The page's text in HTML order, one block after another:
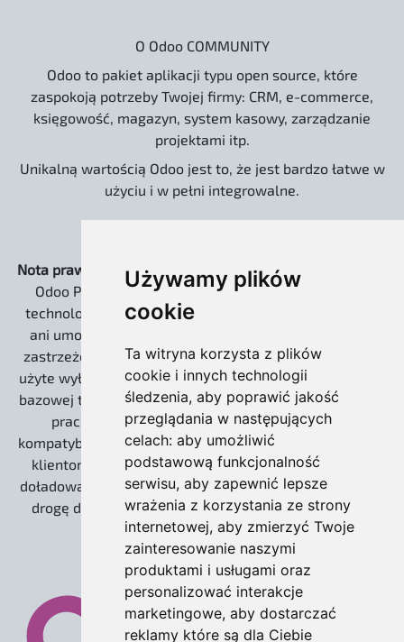
Używamy plików
cookie
Ta witryna korzysta z plików
cookie i innych technologii
śledzenia, aby poprawić jakość
przeglądania w następujących
celach: aby umożliwić
podstawową funkcjonalność
serwisu, aby zapewnić lepsze
wrażenia z korzystania ze strony
internetowej, aby zmierzyć Twoje
zainteresowanie naszymi
produktami i usługami oraz
personalizować interakcje
marketingowe, aby dostarczać
reklamy które są dla Ciebie
O Odoo COMMUNITY
Odoo to pakiet aplikacji typu open source, które
zaspokoją potrzeby Twojej firmy: CRM, e-commerce,
księgowość, magazyn, system kasowy, zarządzanie
projektami itp.
Unikalną wartością Odoo jest to, że jest bardzo łatwe w
użyciu i w pełni integrowalne.
Nota prawna:
Strona www.odoo.com.pl oraz dystrybucja
Odoo Pro EXTREME są niezależnymi rozwiązaniami
technologicznymi. Nie jesteśmy powiązani kapitałowo
ani umową partnerską z Odoo S.A. Słowo „Odoo” jest
zastrzeżonym znakiem towarowym Odoo S.A. i zostało
użyte wyłącznie w celach informacyjnych, do określenia
bazowej technologii open source (Community), na której
pracujemy. Nasze wdrożenia zachowują 100%
kompatybilności z ekosystemem twórców, umożliwiając
klientom korzystanie z płatnych usług Odoo S.A. (np.
doładowania IAP dla leadów) oraz gwarantując otwartą
drogę do ewentualnej migracji na wersję Enterprise.